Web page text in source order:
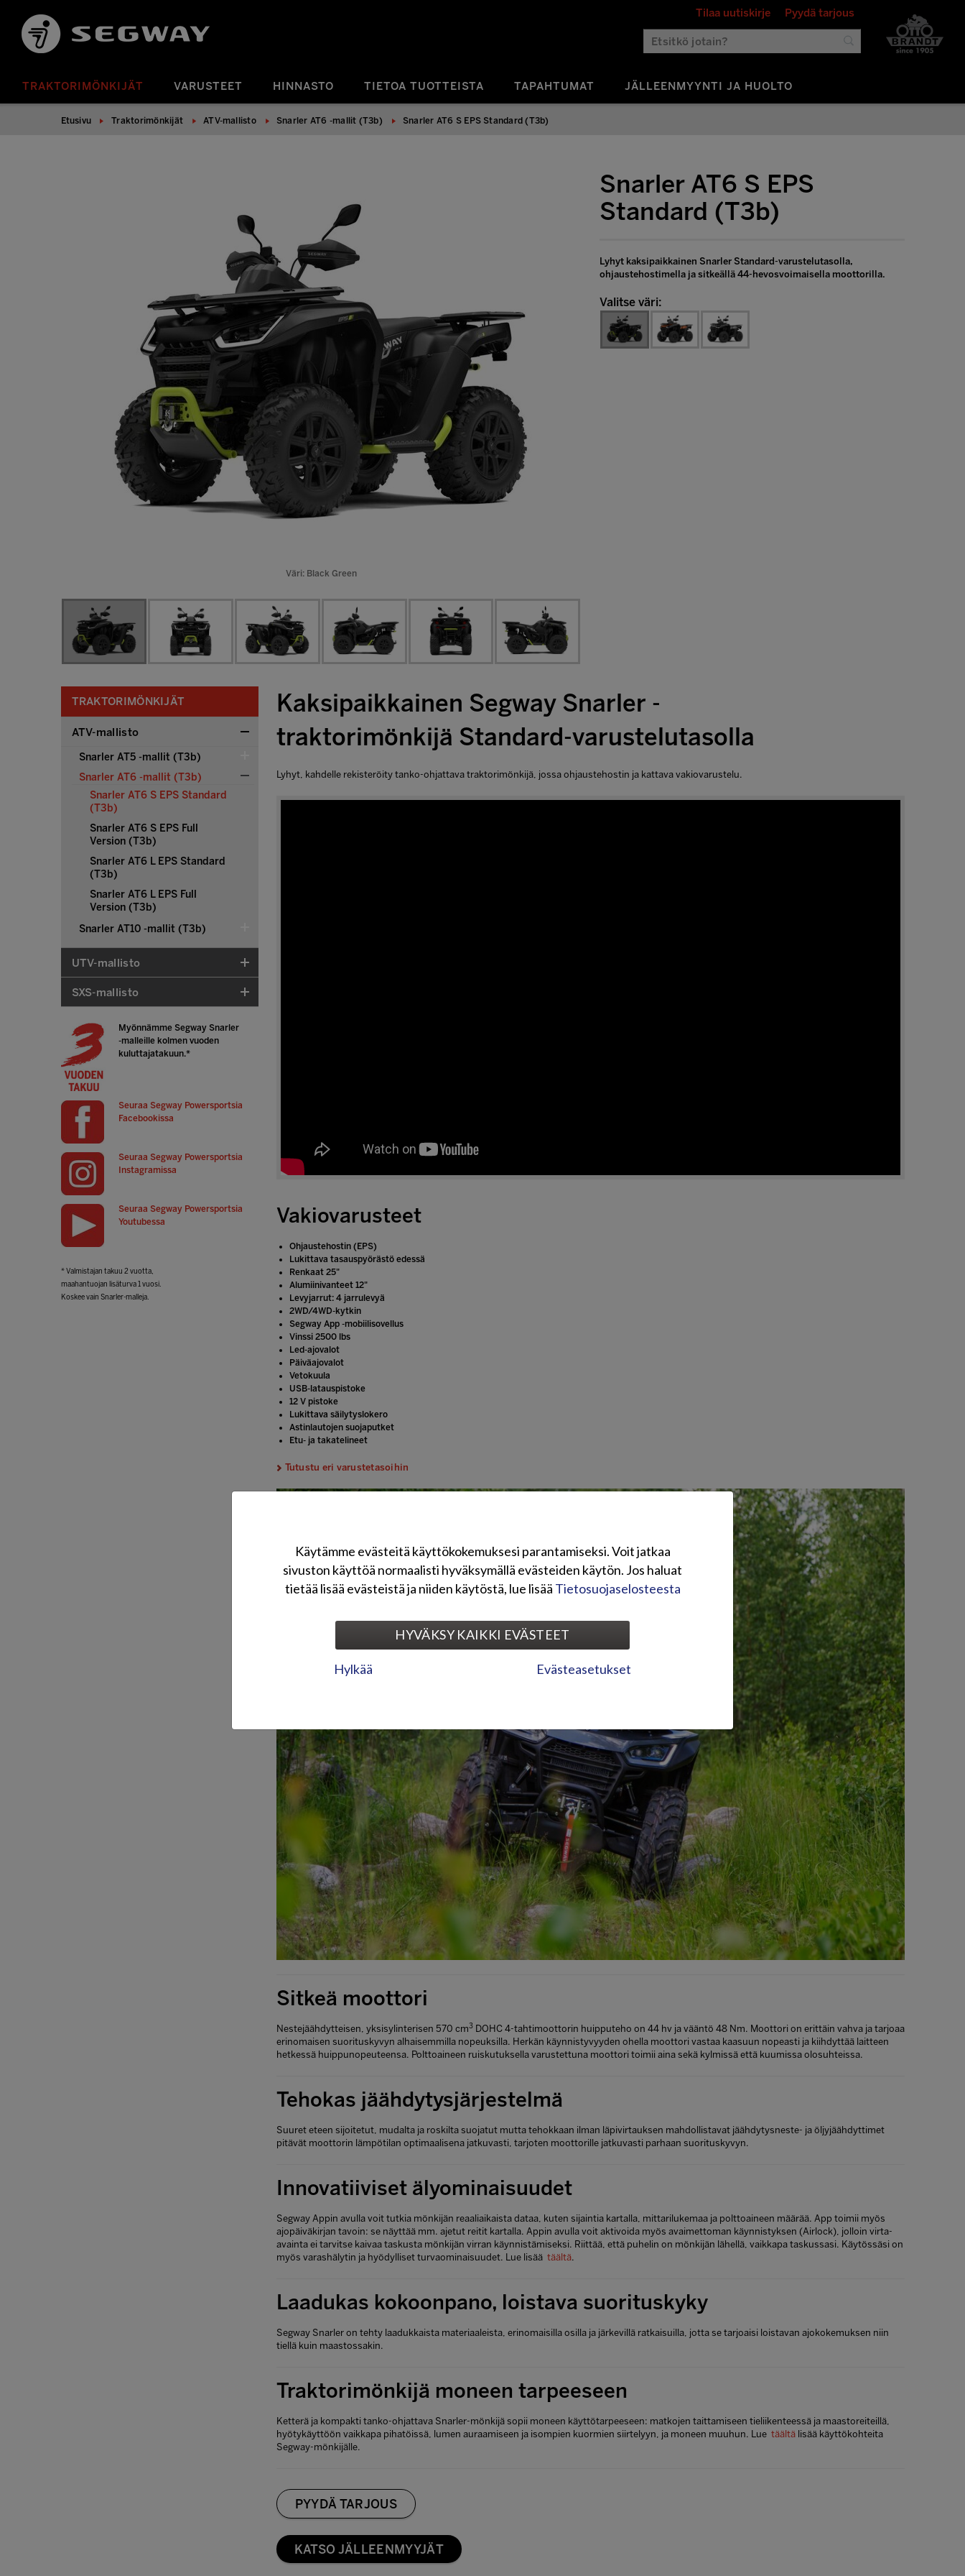
Tilaa uutiskirje Pyydä tarjous
TRAKTORIMÖNKIJÄT VARUSTEET HINNASTO TIETOA TUOTTEISTA TAPAHTUMAT JÄLLEENMYYNTI JA HUOLTO
Etusivu Traktorimönkijät ATV-mallisto Snarler AT6 -mallit (T3b) Snarler AT6 S EPS Standard (T3b)
Väri: Black Green
Snarler AT6 S EPS
Standard (T3b)
Lyhyt kaksipaikkainen Snarler Standard-varustelutasolla,
ohjaustehostimella ja sitkeällä 44-hevosvoimaisella moottorilla.
Valitse väri:
Kaksipaikkainen Segway Snarler -
traktorimönkijä Standard-varustelutasolla
Lyhyt, kahdelle rekisteröity tanko-ohjattava traktorimönkijä, jossa ohjaustehostin ja kattava vakiovarustelu.
Vakiovarusteet
Ohjaustehostin (EPS)
Lukittava tasauspyörästö edessä
Renkaat 25"
Alumiinivanteet 12"
Levyjarrut: 4 jarrulevyä
2WD/4WD-kytkin
Segway App -mobiilisovellus
Vinssi 2500 lbs
Led-ajovalot
Päiväajovalot
Vetokuula
USB-latauspistoke
12 V pistoke
Lukittava säilytyslokero
Astinlautojen suojaputket
Etu- ja takatelineet
Tutustu eri varustetasoihin
Sitkeä moottori
Nestejäähdytteisen, yksisylinterisen 570 cm3DOHC 4-tahtimoottorin huipputeho on 44 hv ja vääntö 48 Nm. Moottori on erittäin vahva ja tarjoaa
erinomaisen suorituskyvyn alhaisemmilla nopeuksilla. Herkän käynnistyvyyden ohella moottori vastaa kaasuun nopeasti ja kiihdyttää laitteen
hetkessä huippunopeuteensa. Polttoaineen ruiskutuksella varustettuna moottori toimii aina sekä kylmissä että kuumissa olosuhteissa.
Tehokas jäähdytysjärjestelmä
Suuret eteen sijoitetut, mudalta ja roskilta suojatut mutta tehokkaan ilman läpivirtauksen mahdollistavat jäähdytysneste- ja öljyjäähdyttimet
pitävät moottorin lämpötilan optimaalisena jatkuvasti, tarjoten moottorille jatkuvasti parhaan suorituskyvyn.
Innovatiiviset älyominaisuudet
Segway Appin avulla voit tutkia mönkijän reaaliaikaista dataa, kuten sijaintia kartalla, mittarilukemaa ja polttoaineen määrää. App toimii myös
ajopäiväkirjan tavoin: se näyttää mm. ajetut reitit kartalla. Appin avulla voit aktivoida myös avaimettoman käynnistyksen (Airlock), jolloin virta-
avainta ei tarvitse kaivaa taskusta mönkijän virran käynnistämiseksi. Riittää, että puhelin on mönkijän lähellä, vaikkapa taskussasi. Käytössäsi on
myös varashälytin ja hyödylliset turvaominaisuudet. Lue lisää täältä.
Laadukas kokoonpano, loistava suorituskyky
Segway Snarler on tehty laadukkaista materiaaleista, erinomaisilla osilla ja järkevillä ratkaisuilla, jotta se tarjoaisi loistavan ajokokemuksen niin
tiellä kuin maastossakin.
Traktorimönkijä moneen tarpeeseen
Ketterä ja kompakti tanko-ohjattava Snarler-mönkijä sopii moneen käyttötarpeeseen: matkojen taittamiseen tieliikenteessä ja maastoreiteillä,
hyötykäyttöön vaikkapa pihatöissä, lumen auraamiseen ja isompien kuormien siirtelyyn, ja moneen muuhun. Lue täältälisää käyttökohteita
Segway-mönkijälle.
PYYDÄ TARJOUS
KATSO JÄLLEENMYYJÄT
TRAKTORIMÖNKIJÄT
ATV-mallisto
Snarler AT5 -mallit (T3b)
Snarler AT6 -mallit (T3b)
Snarler AT6 S EPS Standard
(T3b)
Snarler AT6 S EPS Full
Version (T3b)
Snarler AT6 L EPS Standard
(T3b)
Snarler AT6 L EPS Full
Version (T3b)
Snarler AT10 -mallit (T3b)
UTV-mallisto
SXS-mallisto
Myönnämme Segway Snarler
-malleille kolmen vuoden
kuluttajatakuun.*
Seuraa Segway Powersportsia
Facebookissa
Seuraa Segway Powersportsia
Instagramissa
Seuraa Segway Powersportsia
Youtubessa
* Valmistajan takuu 2 vuotta,
maahantuojan lisäturva 1 vuosi.
Koskee vain Snarler-malleja.
Käytämme evästeitä käyttökokemuksesi parantamiseksi. Voit jatkaa
sivuston käyttöä normaalisti hyväksymällä evästeiden käytön. Jos haluat
tietää lisää evästeistä ja niiden käytöstä, lue lisää Tietosuojaselosteesta
HYVÄKSY KAIKKI EVÄSTEET
Hylkää Evästeasetukset